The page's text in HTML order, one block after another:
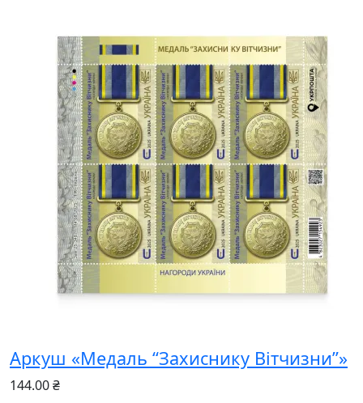
Аркуш «Медаль “Захиснику Вітчизни”»
144.00 ₴